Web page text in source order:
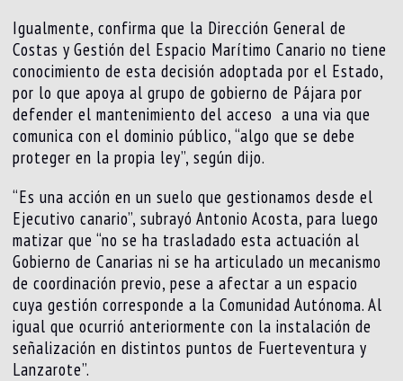
Igualmente, confirma que la Dirección General de
Costas y Gestión del Espacio Marítimo Canario no tiene
conocimiento de esta decisión adoptada por el Estado,
por lo que apoya al grupo de gobierno de Pájara por
defender el mantenimiento del acceso a una via que
comunica con el dominio público, “algo que se debe
proteger en la propia ley”, según dijo.
“Es una acción en un suelo que gestionamos desde el
Ejecutivo canario”, subrayó Antonio Acosta, para luego
matizar que “no se ha trasladado esta actuación al
Gobierno de Canarias ni se ha articulado un mecanismo
de coordinación previo, pese a afectar a un espacio
cuya gestión corresponde a la Comunidad Autónoma. Al
igual que ocurrió anteriormente con la instalación de
señalización en distintos puntos de Fuerteventura y
Lanzarote”.